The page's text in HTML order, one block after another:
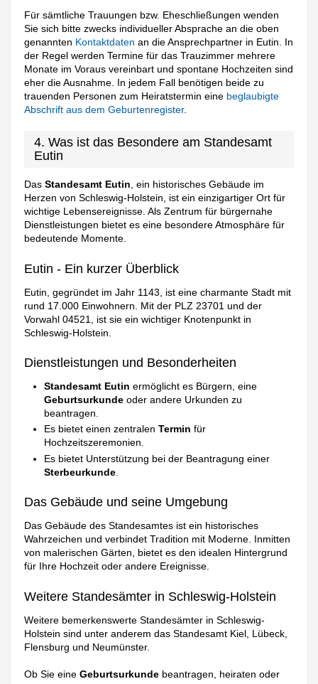
Für sämtliche Trauungen bzw. Eheschließungen wenden
Sie sich bitte zwecks individueller Absprache an die oben
genannten Kontaktdaten an die Ansprechpartner in Eutin. In
der Regel werden Termine für das Trauzimmer mehrere
Monate im Voraus vereinbart und spontane Hochzeiten sind
eher die Ausnahme. In jedem Fall benötigen beide zu
trauenden Personen zum Heiratstermin eine beglaubigte
Abschrift aus dem Geburtenregister.
4. Was ist das Besondere am Standesamt
Eutin
DasStandesamt Eutin, ein historisches Gebäude im
Herzen von Schleswig-Holstein, ist ein einzigartiger Ort für
wichtige Lebensereignisse. Als Zentrum für bürgernahe
Dienstleistungen bietet es eine besondere Atmosphäre für
bedeutende Momente.
Eutin - Ein kurzer Überblick
Eutin, gegründet im Jahr 1143, ist eine charmante Stadt mit
rund 17.000 Einwohnern. Mit der PLZ 23701 und der
Vorwahl 04521, ist sie ein wichtiger Knotenpunkt in
Schleswig-Holstein.
Dienstleistungen und Besonderheiten
Standesamt Eutin ermöglicht es Bürgern, eine
Geburtsurkunde oder andere Urkunden zu
beantragen.
Es bietet einen zentralenTermin für
Hochzeitszeremonien.
Es bietet Unterstützung bei der Beantragung einer
Sterbeurkunde
Das Gebäude und seine Umgebung
Das Gebäude des Standesamtes ist ein historisches
Wahrzeichen und verbindet Tradition mit Moderne. Inmitten
von malerischen Gärten, bietet es den idealen Hintergrund
für Ihre Hochzeit oder andere Ereignisse.
Weitere Standesämter in Schleswig-Holstein
Weitere bemerkenswerte Standesämter in Schleswig-
Holstein sind unter anderem das Standesamt Kiel, Lübeck,
Flensburg und Neumünster.
Ob Sie eineGeburtsurkunde beantragen, heiraten oder